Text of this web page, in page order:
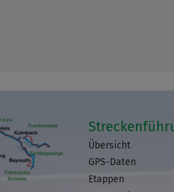
Übersicht
GPS-Daten
Etappen